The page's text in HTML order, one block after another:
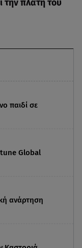
παιδί σε
Global
ανάρτηση
την πλάτη του